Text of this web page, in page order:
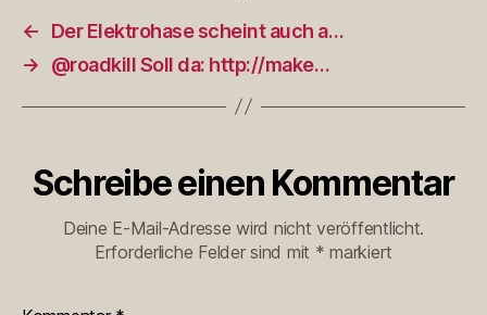
←
Der Elektrohase scheint auch a…
→
@roadkill Soll da: http://make…
Schreibe einen Kommentar
Deine E-Mail-Adresse wird nicht veröffentlicht.
Erforderliche Felder sind mit * markiert